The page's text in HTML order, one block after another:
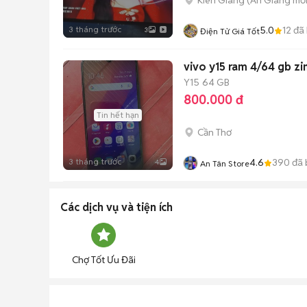
3 tháng trước 3 Điện Tử Giá Tốt5.0 12 đã
Tin hết hạn
3 tháng trước 4
vivo y15 ram 4/64 gb
Y15 64 GB
800.000 đ
Cần Thơ
An Tân Store4.6 390 đã
Các dịch vụ và tiện ích
Chợ Tốt Ưu Đãi